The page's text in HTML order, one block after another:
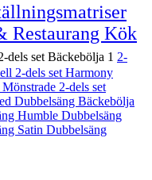
Restaurang Kök
dels set Bäckebölja 1 2-
2-dels set Harmony
Mönstrade 2-dels set
Dubbelsäng Bäckebölja
Humble Dubbelsäng
Satin Dubbelsäng